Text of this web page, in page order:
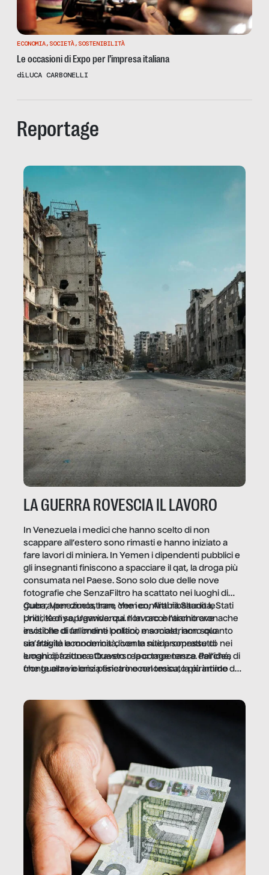
ECONOMIA, SOCIETÀ, SOSTENIBILITÀ
Le occasioni di Expo per l’impresa italiana
diLUCA CARBONELLI
Reportage
LA GUERRA ROVESCIA IL LAVORO
In Venezuela i medici che hanno scelto di non
scappare all’estero sono rimasti e hanno iniziato a
fare lavori di miniera. In Yemen i dipendenti pubblici e
gli insegnanti finiscono a spacciare il qat, la droga più
consumata nel Paese. Sono solo due delle nove
fotografie che SenzaFiltro ha scattato nei luoghi di
guerra per dimostrare che i conflitti ribaltano le
priorità di sopravvivenza. Il lavoro è l’architrave
invisibile di un ordine politico e sociale, non solo
un’attività economica: diventa nitida soprattutto nei
luoghi di frattura. Questo reportage nasce dall’idea
che guerre e crisi penetrino nel tessuto più intimo
Cuba, Venezuela, Iran, Yemen, Arabia Saudita, Stati
Uniti, Kenya, Uganda: qui non raccontiamo cronache
esotiche di fallimenti lontani, ma mostriamo quanto
sia fragile la modernità, con le sue promesse di
emancipazione attraverso la competenza. Perché, di
fronte alla violenza fisica o economica, la piramide del